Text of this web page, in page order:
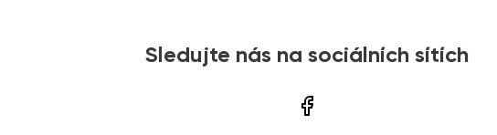
Sledujte nás na sociálních sítích